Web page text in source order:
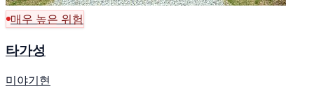
매우 높은 위험
타가성
미야기현